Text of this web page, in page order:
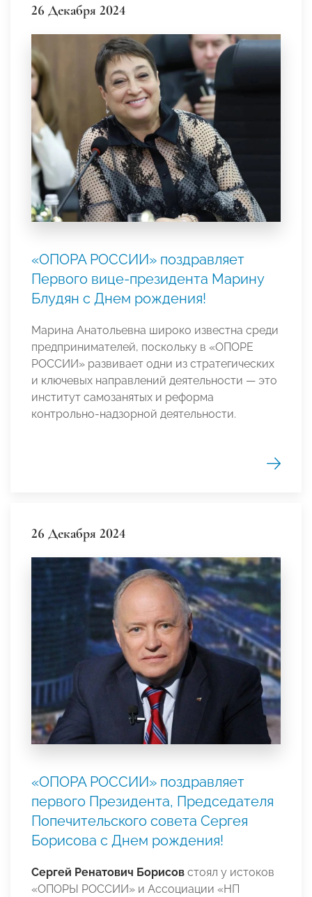
26 Декабря 2024
«ОПОРА РОССИИ» поздравляет
Первого вице-президента Марину
Блудян с Днем рождения!
Марина Анатольевна широко известна среди
предпринимателей, поскольку в «ОПОРЕ
РОССИИ» развивает одни из стратегических
и ключевых направлений деятельности — это
институт самозанятых и реформа
контрольно-надзорной деятельности.
26 Декабря 2024
«ОПОРА РОССИИ» поздравляет
первого Президента, Председателя
Попечительского совета Сергея
Борисова с Днем рождения!
Сергей Ренатович Борисов стоял у истоков
«ОПОРЫ РОССИИ» и Ассоциации «НП